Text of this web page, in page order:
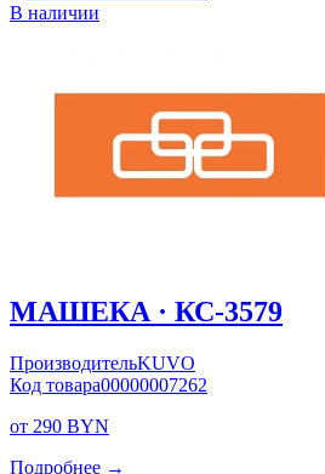
В наличии
МАШЕКА · КС-3579
ПроизводительKUVO
Код товара00000007262
от 290 BYN
Подробнее →